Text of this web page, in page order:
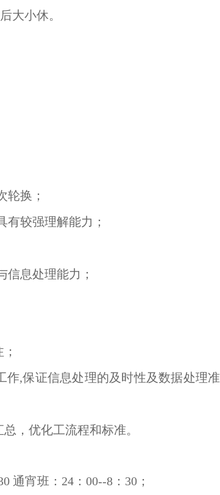
大小休。
轮换；
有较强理解能力；
信息处理能力；
作,保证信息处理的及 时性及数据处理准
，优化工流程和标准。
通宵班：24：00--8：30；